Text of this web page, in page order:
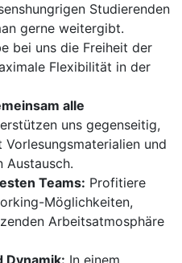
Studierenden
gerne weitergibt.
bei uns die Freiheit der
Flexibilität in der
alle
uns gegenseitig,
und
Austausch.
Teams: Profitiere
Möglichkeiten,
Arbeitsatmosphäre
Dynamik: In einem